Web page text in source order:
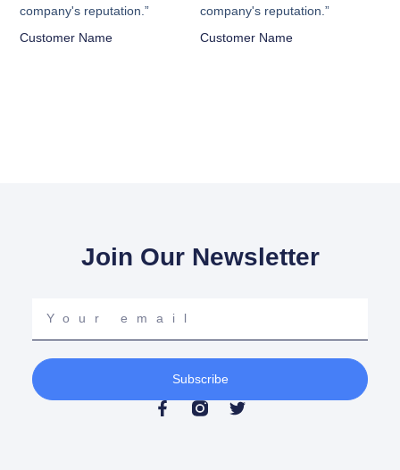
company's reputation.”
Customer Name
company's reputation.”
Customer Name
Join Our Newsletter
email
Subscribe
F
a
T